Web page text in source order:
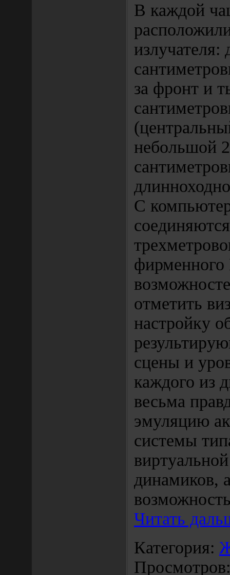
В каждой
излучателя:
за фронт и
небольшой
С
отметить
настройку
сцены и
каждого из
весьма
эмуляцию
системы
динамиков,
Читать
Категория: